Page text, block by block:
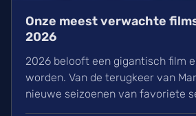
Onze meest verwachte
2026
2026 belooft een gigantisch film
worden. Van de terugkeer van
nieuwe seizoenen van favoriete